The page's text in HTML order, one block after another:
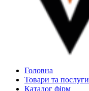
Головна
Товари та послуги
Каталог фірм